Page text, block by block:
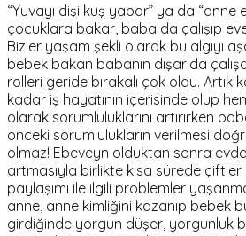
“Yuvayı dişi kuş yapar” ya da “anne
çocuklara bakar, baba da çalışıp eve
Bizler yaşam şekli olarak bu algıyı
bebek bakan babanın dışarıda
rolleri geride bırakalı çok oldu. Artık
kadar iş hayatının içerisinde olup
olarak sorumluluklarını artırırken
önceki sorumlulukların verilmesi
olmaz! Ebeveyn olduktan sonra
artmasıyla birlikte kısa sürede
paylaşımı ile ilgili problemler
anne, anne kimliğini kazanıp bebek
girdiğinde yorgun düşer, yorgunluk